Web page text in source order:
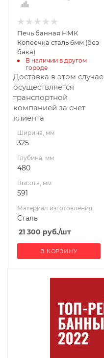
Материал
Сталь
Вид топлива
Дрова
Диаметр дымохода,
мм
115
Длина дров, мм
400
60
591x325x480
12
Печь банная НМК
Копеечка сталь 6мм (без
бака)
В наличии в другом
городе
Доставка в этом случае
осуществляется
транспортной
компанией за счет
клиента
Ширина, мм
325
Глубина, мм
480
Высота, мм
591
Материал изготовления
Сталь
21 300 руб./шт
В КОРЗИНУ